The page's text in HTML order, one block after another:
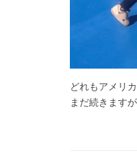
どれもアメリ
まだ続きます